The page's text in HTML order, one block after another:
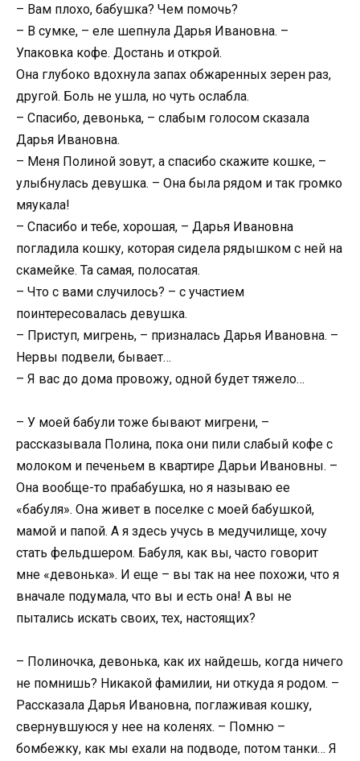
– Вам плохо, бабушка? Чем помочь?
– В сумке, – еле шепнула Дарья Ивановна. –
Упаковка кофе. Достань и открой.
Она глубоко вдохнула запах обжаренных зерен раз,
другой. Боль не ушла, но чуть ослабла.
– Спасибо, девонька, – слабым голосом сказала
Дарья Ивановна.
– Меня Полиной зовут, а спасибо скажите кошке, –
улыбнулась девушка. – Она была рядом и так громко
мяукала!
– Спасибо и тебе, хорошая, – Дарья Ивановна
погладила кошку, которая сидела рядышком с ней на
скамейке. Та самая, полосатая.
– Что с вами случилось? – с участием
поинтересовалась девушка.
– Приступ, мигрень, – призналась Дарья Ивановна. –
Нервы подвели, бывает…
– Я вас до дома провожу, одной будет тяжело…
– У моей бабули тоже бывают мигрени, –
рассказывала Полина, пока они пили слабый кофе с
молоком и печеньем в квартире Дарьи Ивановны. –
Она вообще-то прабабушка, но я называю ее
«бабуля». Она живет в поселке с моей бабушкой,
мамой и папой. А я здесь учусь в медучилище, хочу
стать фельдшером. Бабуля, как вы, часто говорит
мне «девонька». И еще – вы так на нее похожи, что я
вначале подумала, что вы и есть она! А вы не
пытались искать своих, тех, настоящих?
– Полиночка, девонька, как их найдешь, когда ничего
не помнишь? Никакой фамилии, ни откуда я родом. –
Рассказала Дарья Ивановна, поглаживая кошку,
свернувшуюся у нее на коленях. – Помню –
бомбежку, как мы ехали на подводе, потом танки… Я